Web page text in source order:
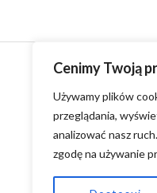
Cenimy Twoją
Używamy plików
przeglądania,
analizować nasz
zgodę na używanie